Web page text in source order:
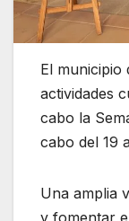
El municipio
actividades
cabo la
cabo del 19
Una amplia
y fomentar